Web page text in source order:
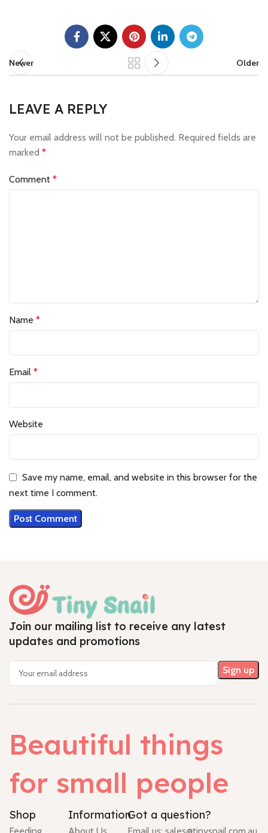
Newer Older
LEAVE A REPLY
Your email address will not be published. Required fields are
marked *
Comment *
Name *
Email *
Website
Save my name, email, and website in this browser for the
next time I comment.
Join our mailing list to receive any latest
updates and promotions
Beautiful things
for small people
Shop InformationGot a question?